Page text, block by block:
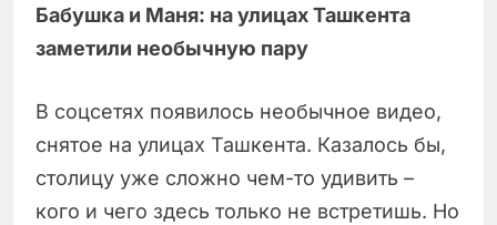
Бабушка и Маня: на улицах Ташкента
заметили необычную пару
В соцсетях появилось необычное видео,
снятое на улицах Ташкента. Казалось бы,
столицу уже сложно чем-то удивить –
кого и чего здесь только не встретишь. Но